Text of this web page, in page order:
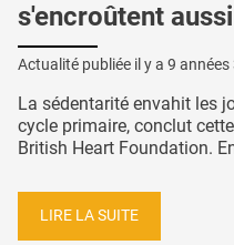
s'encroûtent
Actualité publiée il y a 9 années
La sédentarité envahit les
cycle primaire, conclut
British Heart Foundation.
LIRE LA SUITE